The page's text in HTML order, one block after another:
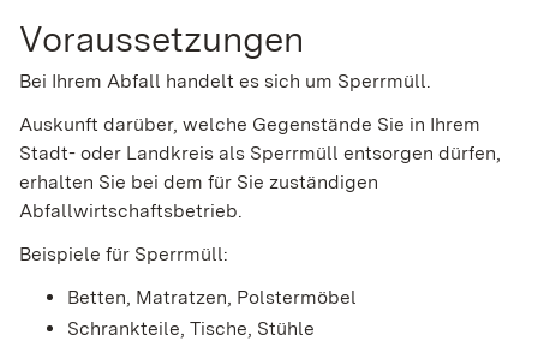
Voraussetzungen
Bei Ihrem Abfall handelt es sich um Sperrmüll.
Auskunft darüber, welche Gegenstände Sie in Ihrem
Stadt- oder Landkreis als Sperrmüll entsorgen dürfen,
erhalten Sie bei dem für Sie zuständigen
Abfallwirtschaftsbetrieb.
Beispiele für Sperrmüll:
Betten, Matratzen, Polstermöbel
Schrankteile, Tische, Stühle